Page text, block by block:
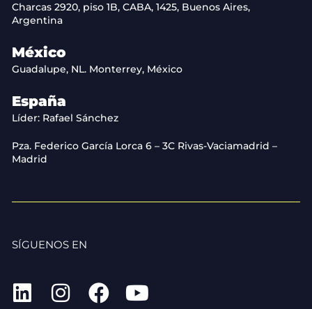
Charcas 2920, piso 1B, CABA, 1425, Buenos Aires,
Argentina
México
Guadalupe, NL. Monterrey, México
España
Líder: Rafael Sánchez
Pza. Federico García Lorca 6 – 3C Rivas-Vaciamadrid –
Madrid
SÍGUENOS EN